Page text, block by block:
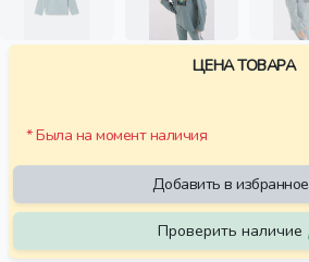
ЦЕНА ТОВАРА
* Была на момент наличия
Добавить в избранное
Проверить наличие